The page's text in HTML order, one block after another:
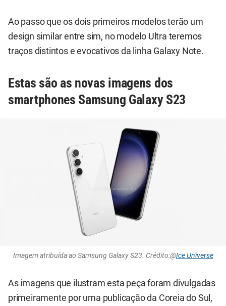
Ao passo que os dois primeiros modelos terão um
design similar entre sim, no modelo Ultra teremos
traços distintos e evocativos da linha Galaxy Note.
Estas são as novas imagens dos
smartphones Samsung Galaxy S23
Imagem atribuída ao Samsung Galaxy S23. Crédito:@Ice Universe
As imagens que ilustram esta peça foram divulgadas
primeiramente por uma publicação da Coreia do Sul,